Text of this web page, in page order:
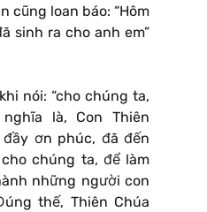
cũng loan báo: “Hôm
sinh ra cho anh em”
nói: “cho chúng ta,
là, Con Thiên
ơn phúc, đã đến
chúng ta, để làm
những người con
thế, Thiên Chúa